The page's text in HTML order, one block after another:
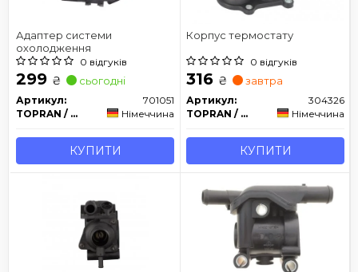
Адаптер системи
охолодження
0 відгуків
299 ₴ сьогодні
Артикул:
701051
TOPRAN / HANS PRIES
Німеччина
КУПИТИ
Корпус термостату
0 відгуків
316 ₴ завтра
Артикул:
304326
TOPRAN / HANS PRIES
Німеччина
КУПИТИ